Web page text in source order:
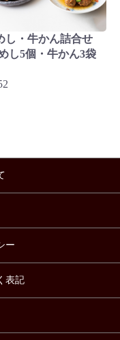
し・牛かん詰合せ
し5個・牛かん3袋
ー
表記